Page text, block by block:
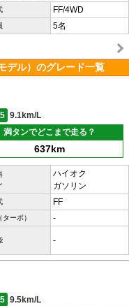
FF/4WD
5名
デル）のグレード一覧
9.1km/L
満タンでどこまで走る？
637km
ハイオク
ガソリン
FF
ーボ） -
-
9.5km/L